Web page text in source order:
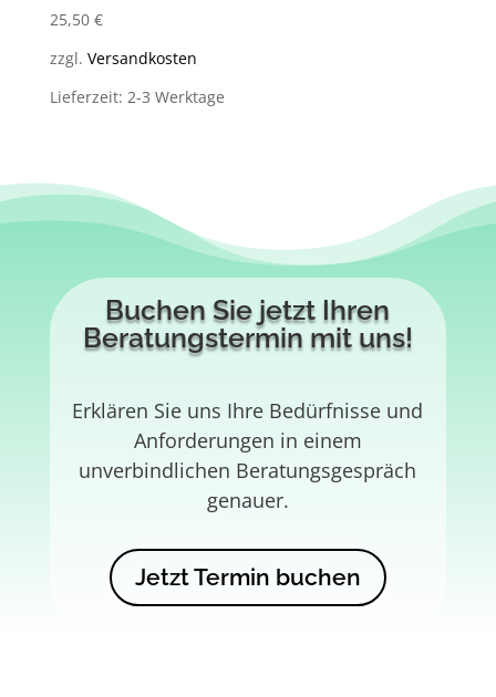
25,50 €
zzgl. Versandkosten
Lieferzeit: 2-3 Werktage
Buchen Sie jetzt Ihren
Beratungstermin mit uns!
Erklären Sie uns Ihre Bedürfnisse und
Anforderungen in einem
unverbindlichen Beratungsgespräch
genauer.
Jetzt Termin buchen